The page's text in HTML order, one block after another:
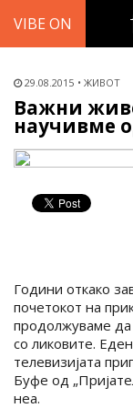
VIBE ON
29.08.2015 ЖИВОТ
Важни
научивме
Години откако
почетокот на
продолжуваме
со ликовите.
телевизијата
Буфе од
неа.